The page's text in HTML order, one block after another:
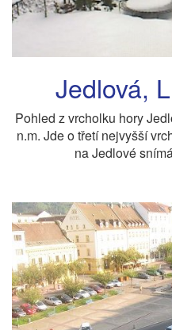
Jedlová,
Pohled z vrcholku hory
n.m. Jde o třetí nejvyšší
na Jedlové